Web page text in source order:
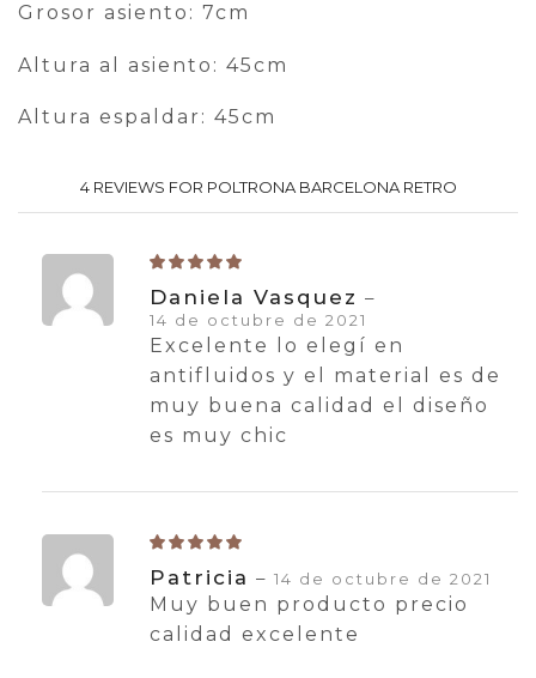
Grosor asiento: 7cm
Altura al asiento: 45cm
Altura espaldar: 45cm
4 REVIEWS FOR POLTRONA BARCELONA RETRO
Daniela Vasquez –
14 de octubre de 2021
Excelente lo elegí en
antifluidos y el material es de
muy buena calidad el diseño
es muy chic
Patricia – 14 de octubre de 2021
Muy buen producto precio
calidad excelente